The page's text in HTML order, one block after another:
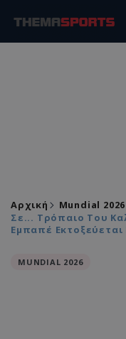
Αρχική Mundial 2026
Σε... Τρόπαιο Του
Εμπαπέ Εκτοξεύεται
MUNDIAL 2026